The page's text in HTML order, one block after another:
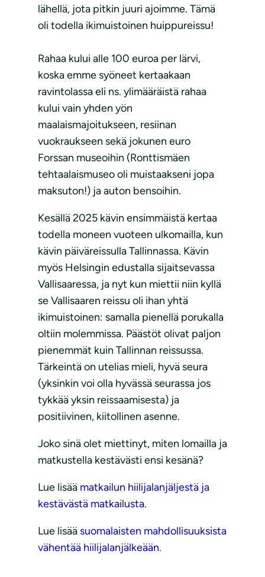
lähellä, jota pitkin juuri ajoimme. Tämä
oli todella ikimuistoinen huippureissu!
Rahaa kului alle 100 euroa per lärvi,
koska emme syöneet kertaakaan
ravintolassa eli ns. ylimääräistä rahaa
kului vain yhden yön
maalaismajoitukseen, resiinan
vuokraukseen sekä jokunen euro
Forssan museoihin (Ronttismäen
tehtaalaismuseo oli muistaakseni jopa
maksuton!) ja auton bensoihin.
Kesällä 2025 kävin ensimmäistä kertaa
todella moneen vuoteen ulkomailla, kun
kävin päiväreissulla Tallinnassa. Kävin
myös Helsingin edustalla sijaitsevassa
Vallisaaressa, ja nyt kun miettii niin kyllä
se Vallisaaren reissu oli ihan yhtä
ikimuistoinen: samalla pienellä porukalla
oltiin molemmissa. Päästöt olivat paljon
pienemmät kuin Tallinnan reissussa.
Tärkeintä on utelias mieli, hyvä seura
(yksinkin voi olla hyvässä seurassa jos
tykkää yksin reissaamisesta) ja
positiivinen, kiitollinen asenne.
Joko sinä olet miettinyt, miten lomailla ja
matkustella kestävästi ensi kesänä?
Lue lisää matkailun hiilijalanjäljestä ja
kestävästä matkailusta.
Lue lisää suomalaisten mahdollisuuksista
vähentää hiilijalanjälkeään.